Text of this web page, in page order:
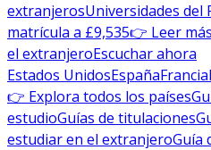
extranjerosUniversidades del
matrícula a £9,535👉 Leer
el extranjeroEscuchar ahora
Estados UnidosEspañaFrancia
👉 Explora todos los países
estudioGuías de titulaciones
estudiar en el extranjeroGuía